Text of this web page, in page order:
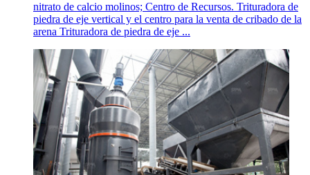
nitrato de calcio molinos; Centro de Recursos. Trituradora de
piedra de eje vertical y el centro para la venta de cribado de la
arena Trituradora de piedra de eje ...